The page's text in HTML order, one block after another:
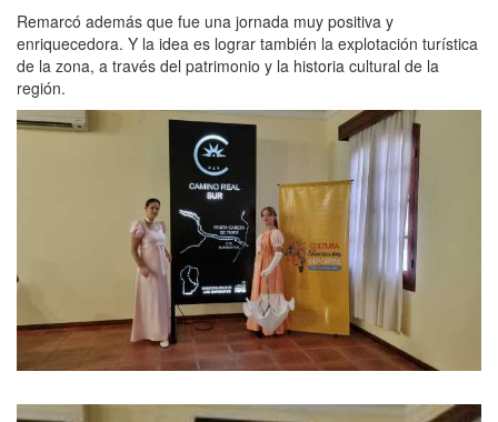
Remarcó además que fue una jornada muy positiva y
enriquecedora. Y la idea es lograr también la explotación turística
de la zona, a través del patrimonio y la historia cultural de la
región.